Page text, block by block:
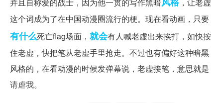
这个词成为了在中国动漫圈流行的梗。现在看动画，只要
有什么死亡flag场面， 就会有人喊老虚出来挨打，如快按
住老虚，快把笔从老虚手里抢走。不过也有偏好这种暗黑
风格的，在看动漫的时候发弹幕说，老虚接笔，意思就是
请虐我。